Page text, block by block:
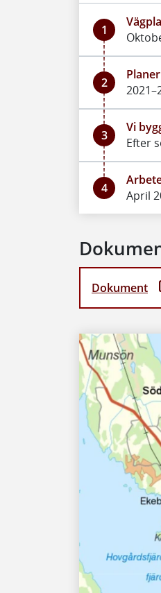
1
2
3
Vi
Efter
4
April
Dokument